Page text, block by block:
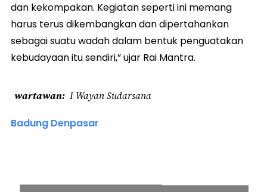
dan kekompakan. Kegiatan seperti ini memang
harus terus dikembangkan dan dipertahankan
sebagai suatu wadah dalam bentuk penguatakan
kebudayaan itu sendiri,” ujar Rai Mantra.
wartawan I Wayan Sudarsana
Badung Denpasar